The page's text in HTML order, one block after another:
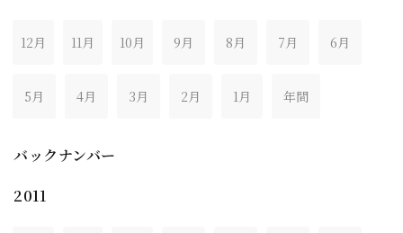
12月 11月 10月 9月 8月 7月 6月
5月 4月 3月 2月 1月 年間
バックナンバー
2011